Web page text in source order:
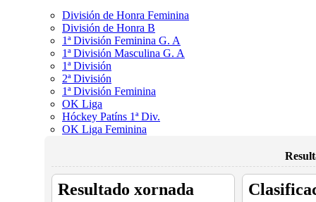
División de Honra Feminina
División de Honra B
1ª División Feminina G. A
1ª División Masculina G. A
1ª División
2ª División
1ª División Feminina
OK Liga
Hóckey Patíns 1ª Div.
OK Liga Feminina
Resultado xornada